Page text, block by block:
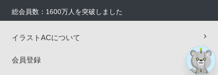
総会員数：1600万人を突破しました
イラストACについて
会員登録